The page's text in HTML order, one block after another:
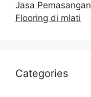
Jasa
Flooring di mlati
Categories